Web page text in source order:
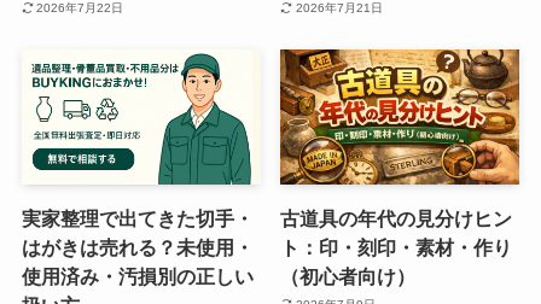
2026年7月22日 2026年7月21日
実家整理で出てきた切手・
はがきは売れる？未使用・
使用済み・汚損別の正しい
古道具の年代の見分けヒン
ト：印・刻印・素材・作り
（初心者向け）